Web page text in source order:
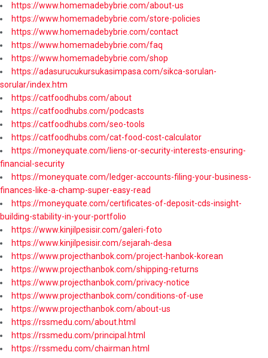
https://www.homemadebybrie.com/about-us
https://www.homemadebybrie.com/store-policies
https://www.homemadebybrie.com/contact
https://www.homemadebybrie.com/faq
https://www.homemadebybrie.com/shop
https://adasurucukursukasimpasa.com/sikca-sorulan-
sorular/index.htm
https://catfoodhubs.com/about
https://catfoodhubs.com/podcasts
https://catfoodhubs.com/seo-tools
https://catfoodhubs.com/cat-food-cost-calculator
https://moneyquate.com/liens-or-security-interests-ensuring-
financial-security
https://moneyquate.com/ledger-accounts-filing-your-business-
finances-like-a-champ-super-easy-read
https://moneyquate.com/certificates-of-deposit-cds-insight-
building-stability-in-your-portfolio
https://www.kinjilpesisir.com/galeri-foto
https://www.kinjilpesisir.com/sejarah-desa
https://www.projecthanbok.com/project-hanbok-korean
https://www.projecthanbok.com/shipping-returns
https://www.projecthanbok.com/privacy-notice
https://www.projecthanbok.com/conditions-of-use
https://www.projecthanbok.com/about-us
https://rssmedu.com/about.html
https://rssmedu.com/principal.html
https://rssmedu.com/chairman.html